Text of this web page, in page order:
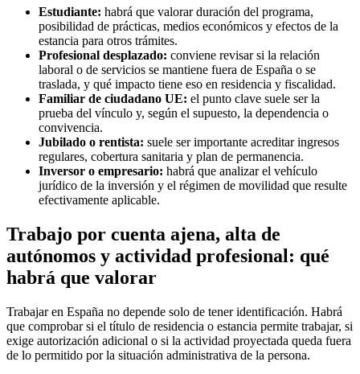
Estudiante: habrá que valorar duración del programa,
posibilidad de prácticas, medios económicos y efectos de la
estancia para otros trámites.
Profesional desplazado: conviene revisar si la relación
laboral o de servicios se mantiene fuera de España o se
traslada, y qué impacto tiene eso en residencia y fiscalidad.
Familiar de ciudadano UE: el punto clave suele ser la
prueba del vínculo y, según el supuesto, la dependencia o
convivencia.
Jubilado o rentista: suele ser importante acreditar ingresos
regulares, cobertura sanitaria y plan de permanencia.
Inversor o empresario: habrá que analizar el vehículo
jurídico de la inversión y el régimen de movilidad que resulte
efectivamente aplicable.
Trabajo por cuenta ajena, alta de
autónomos y actividad profesional: qué
habrá que valorar
Trabajar en España no depende solo de tener identificación. Habrá
que comprobar si el título de residencia o estancia permite trabajar, si
exige autorización adicional o si la actividad proyectada queda fuera
de lo permitido por la situación administrativa de la persona.